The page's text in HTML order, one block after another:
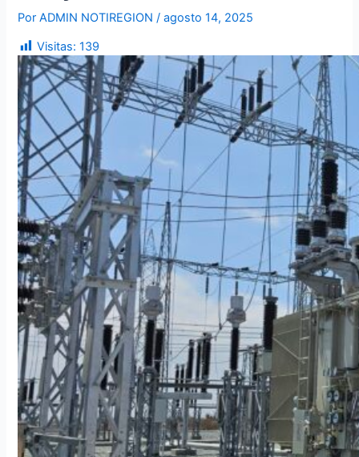
PorADMIN NOTIREGION/agosto 14, 2025
Visitas: 139